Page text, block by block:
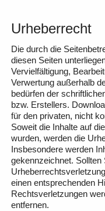
Urheberrecht
Die durch die
diesen Seiten
Vervielfältigung,
Verwertung außerhalb
bedürfen der
bzw. Erstellers.
für den privaten, nicht
Soweit die Inhalte auf
wurden, werden die
Insbesondere werden
gekennzeichnet. Sollten
einen entsprechenden
Rechtsverletzungen
entfernen.